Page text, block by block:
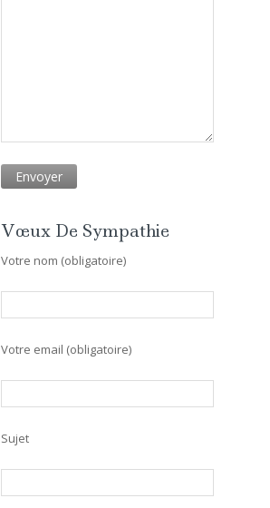
Vœux De Sympathie
Votre nom (obligatoire)
Votre email (obligatoire)
Sujet